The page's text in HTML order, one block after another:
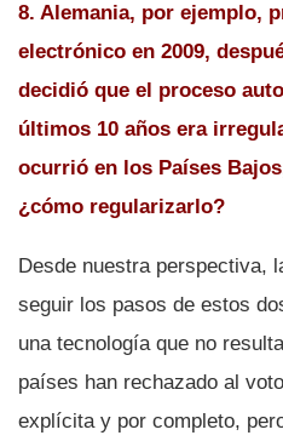
8. Alemania, por ejemplo,
electrónico en 2009,
decidió que el proceso
últimos 10 años era
ocurrió en los Paí­ses
¿cómo regularizarlo?
Desde nuestra perspectiva,
seguir los pasos de estos
una tecnologí­a que no
paí­ses han rechazado al
explí­cita y por completo,